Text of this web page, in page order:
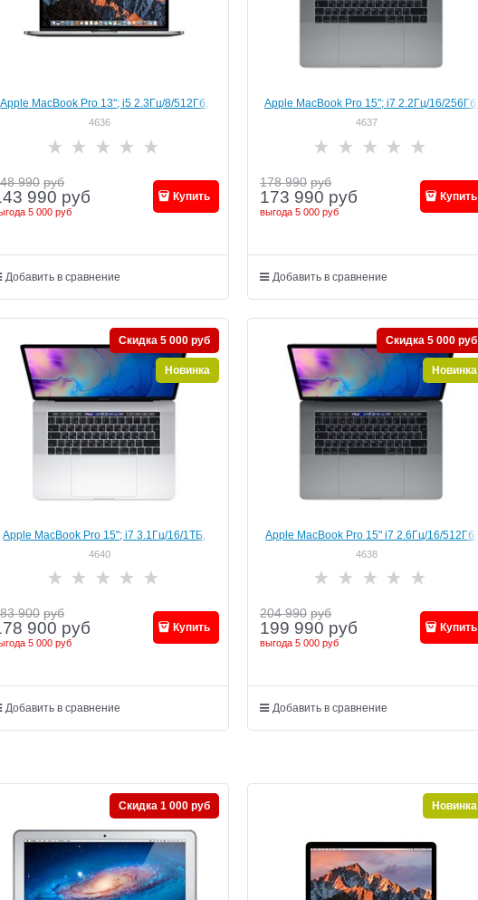
Apple MacBook Pro 13"; i5 2.3Гц/8/512Гб,
"Space Grey" (MR9R2)
4636
990 руб
990 руб
5 000 руб
Купить
Добавить в сравнение
Apple MacBook Pro 15"; i7 2.2Гц/16/256Гб,
"Space Grey"; (MR932)
4637
178 990 руб
173 990 руб
выгода 5 000 руб
Купить
Добавить в сравнение
Apple MacBook Pro 15"; i7 3.1Гц/16/1ТБ,
"Silver" (MPTX2)
4640
Скидка 5 000 руб
Новинка
900 руб
900 руб
5 000 руб
Купить
Добавить в сравнение
Apple MacBook Pro 15" i7 2.6Гц/16/512Гб,
"Space Grey" (MR942)
4638
Скидка 5 000 руб
Новинка
204 990 руб
199 990 руб
выгода 5 000 руб
Купить
Добавить в сравнение
Скидка 1 000 руб Новинка